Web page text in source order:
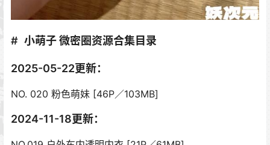
小萌子 微密圈资源合集目录
2025-05-22更新：
NO. 020 粉色萌妹 [46P／103MB]
2024-11-18更新：